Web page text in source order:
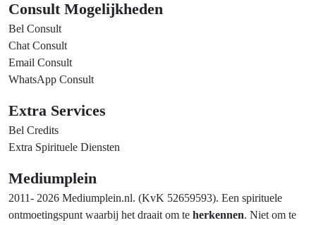
Consult Mogelijkheden
Bel Consult
Chat Consult
Email Consult
WhatsApp Consult
Extra Services
Bel Credits
Extra Spirituele Diensten
Mediumplein
2011- 2026 Mediumplein.nl. (KvK 52659593). Een spirituele
ontmoetingspunt waarbij het draait om te herkennen. Niet om te